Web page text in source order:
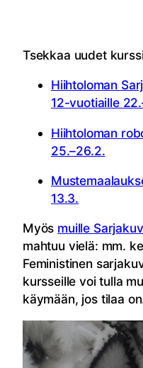
Tsekkaa uudet
Hiihtoloman
12-vuotiaille
Hiihtoloman
25.–26.2.
13.3.
Myös muille
mahtuu vielä: mm.
Feministinen
kursseille voi tulla
käymään, jos tilaa